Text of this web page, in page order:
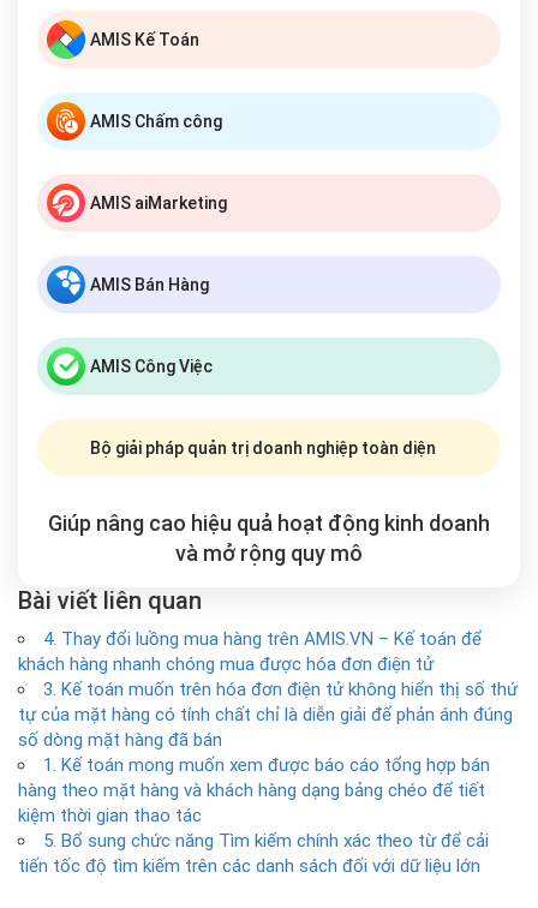
AMIS Kế Toán
AMIS Chấm công
AMIS aiMarketing
AMIS Bán Hàng
AMIS Công Việc
Bộ giải pháp quản trị doanh nghiệp toàn diện
Giúp nâng cao hiệu quả hoạt động kinh doanh
và mở rộng quy mô
Bài viết liên quan
4. Thay đổi luồng mua hàng trên AMIS.VN – Kế toán để
khách hàng nhanh chóng mua được hóa đơn điện tử
3. Kế toán muốn trên hóa đơn điện tử không hiển thị số thứ
tự của mặt hàng có tính chất chỉ là diễn giải để phản ánh đúng
số dòng mặt hàng đã bán
1. Kế toán mong muốn xem được báo cáo tổng hợp bán
hàng theo mặt hàng và khách hàng dạng bảng chéo để tiết
kiệm thời gian thao tác
5. Bổ sung chức năng Tìm kiếm chính xác theo từ để cải
tiến tốc độ tìm kiếm trên các danh sách đối với dữ liệu lớn